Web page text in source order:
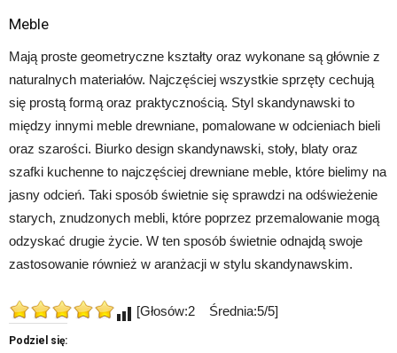
Meble
Mają proste geometryczne kształty oraz wykonane są głównie z
naturalnych materiałów. Najczęściej wszystkie sprzęty cechują
się prostą formą oraz praktycznością. Styl skandynawski to
między innymi meble drewniane, pomalowane w odcieniach bieli
oraz szarości. Biurko design skandynawski, stoły, blaty oraz
szafki kuchenne to najczęściej drewniane meble, które bielimy na
jasny odcień. Taki sposób świetnie się sprawdzi na odświeżenie
starych, znudzonych mebli, które poprzez przemalowanie mogą
odzyskać drugie życie. W ten sposób świetnie odnajdą swoje
zastosowanie również w aranżacji w stylu skandynawskim.
[Głosów:2 Średnia:5/5]
Podziel się: